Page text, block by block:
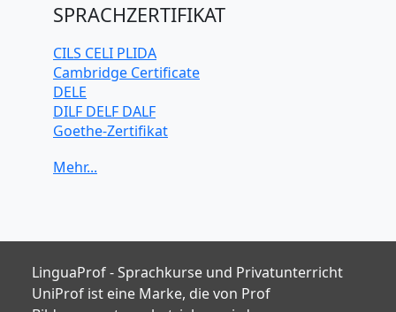
SPRACHZERTIFIKAT
CILS CELI PLIDA
Cambridge Certificate
DELE
DILF DELF DALF
Goethe-Zertifikat
TELC
LinguaProf - Sprachkurse und Privatunterricht
UniProf ist eine Marke, die von Prof